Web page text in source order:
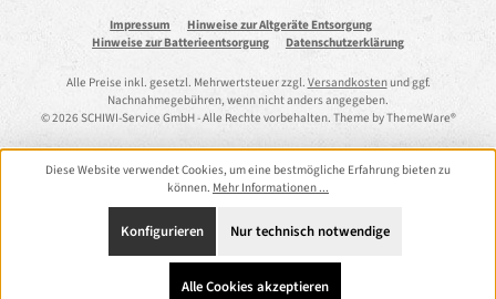
Impressum
Hinweise zur Altgeräte Entsorgung
Hinweise zur Batterieentsorgung
Datenschutzerklärung
Alle Preise inkl. gesetzl. Mehrwertsteuer zzgl. Versandkostenund ggf.
Nachnahmegebühren, wenn nicht anders angegeben.
© 2026 SCHIWI-Service GmbH - Alle Rechte vorbehalten. Theme byThemeWare®
Diese Website verwendet Cookies, um eine bestmögliche Erfahrung bieten zu
können. Mehr Informationen ...
Nur technisch notwendige
Konfigurieren
Alle Cookies akzeptieren